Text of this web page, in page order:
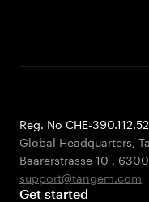
Reg. No CHE-
Global Headquarters,
Baarerstrasse 10 ,
support@tangem.com
Get started